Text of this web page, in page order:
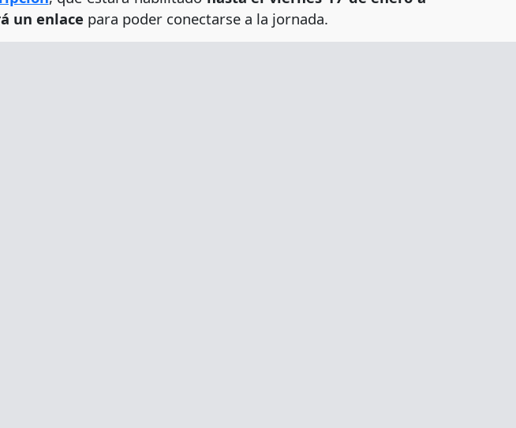
un enlace para poder conectarse a la jornada.